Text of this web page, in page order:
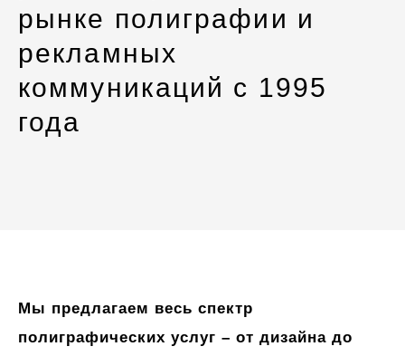
рынке полиграфии и
рекламных
коммуникаций с 1995
года
Мы предлагаем весь спектр
полиграфических услуг – от дизайна до